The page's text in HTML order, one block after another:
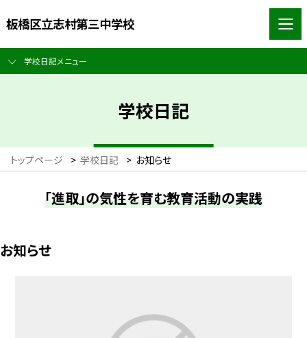
板橋区立志村第三中学校
学校日記メニュー
学校日記
トップページ > 学校日記 > お知らせ
「進取」の気性を育む教育活動の実践
お知らせ